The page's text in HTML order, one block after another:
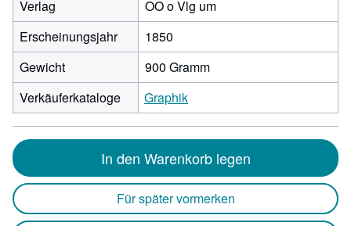
Verlag
OO o Vlg um
Erscheinungsjahr
1850
Gewicht
900 Gramm
Verkäuferkataloge
Graphik
In den Warenkorb legen
Für später vormerken